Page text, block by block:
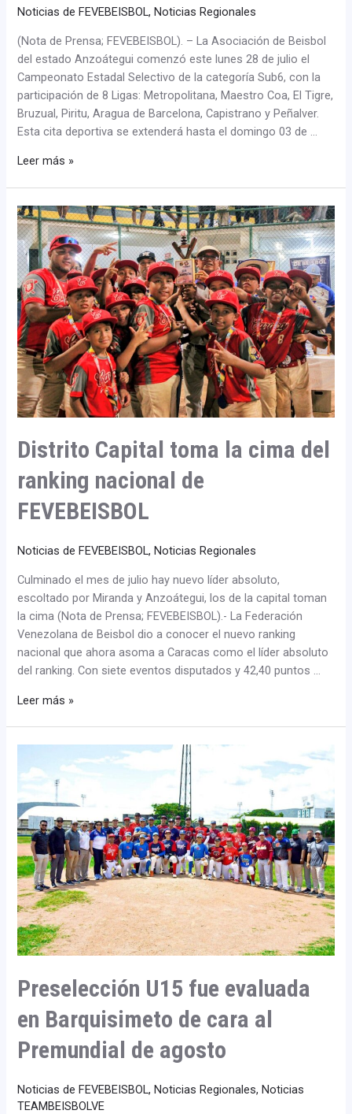
Noticias de FEVEBEISBOL,Noticias Regionales
(Nota de Prensa; FEVEBEISBOL). – La Asociación de Beisbol
del estado Anzoátegui comenzó este lunes 28 de julio el
Campeonato Estadal Selectivo de la categoría Sub6, con la
participación de 8 Ligas: Metropolitana, Maestro Coa, El Tigre,
Bruzual, Piritu, Aragua de Barcelona, Capistrano y Peñalver.
Esta cita deportiva se extenderá hasta el domingo 03 de …
Leer más »
Distrito Capital toma la cima del
ranking nacional de
FEVEBEISBOL
Noticias de FEVEBEISBOL, Noticias Regionales
Culminado el mes de julio hay nuevo líder absoluto,
escoltado por Miranda y Anzoátegui, los de la capital toman
la cima (Nota de Prensa; FEVEBEISBOL).- La Federación
Venezolana de Beisbol dio a conocer el nuevo ranking
nacional que ahora asoma a Caracas como el líder absoluto
del ranking. Con siete eventos disputados y 42,40 puntos …
Distrito
Capital
toma
la
cima
del
ranking
nacional
de
FEVEBEISBOL
Leer más »
Preselección U15 fue evaluada
en Barquisimeto de cara al
Premundial de agosto
Noticias de FEVEBEISBOL,Noticias Regionales,Noticias
TEAMBEISBOLVE
U15
evaluada
en
Barquisimeto
de
cara
al
Premundial
de
agosto